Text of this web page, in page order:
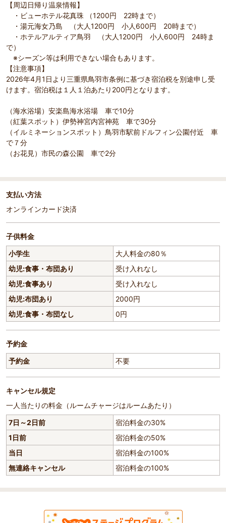
【周辺日帰り温泉情報】
・ビューホテル花真珠 （1200円 22時まで）
・湯元海女乃島 （大人1200円 小人600円 20時まで）
・ホテルアルティア鳥羽 （大人1200円 小人600円 24時ま
で）
※シーズン等は利用できない場合もあります。
【注意事項】
2026年4月1日より三重県鳥羽市条例に基づき宿泊税を別途申し受
けます。宿泊税は１人１泊あたり200円となります。
（海水浴場）安楽島海水浴場 車で10分
（紅葉スポット）伊勢神宮内宮神苑 車で30分
（イルミネーションスポット）鳥羽市駅前ドルフィン公園付近 車
で７分
（お花見）市民の森公園 車で2分
支払い方法
オンラインカード決済
子供料金
小学生
大人料金の80％
幼児:食事・布団あり
受け入れなし
幼児:食事あり
受け入れなし
幼児:布団あり
2000円
幼児:食事・布団なし
0円
予約金
予約金
不要
キャンセル規定
一人当たりの料金（ルームチャージはルームあたり）
7日～2日前
宿泊料金の30%
1日前
宿泊料金の50%
当日
宿泊料金の100%
無連絡キャンセル
宿泊料金の100%